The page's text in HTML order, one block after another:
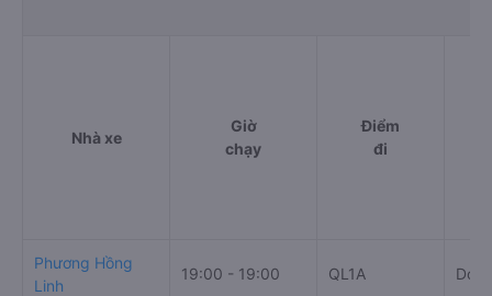
Nhà xe
Giờ
chạy
Điểm
đi
Phương Hồng
Linh
19:00 - 19:00 QL1A Dọc